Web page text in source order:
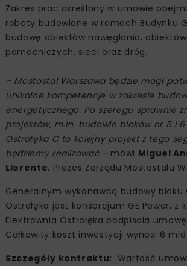
Zakres prac określony w umowie
roboty budowlane w ramach Budynku
budowę obiektów nawęglania,
pomocniczych, sieci oraz dróg.
– Mostostal Warszawa będzie mógł
unikalne kompetencje w zakresie
energetycznego. Po szeregu sprawnie
projektów, m.in. budowie bloków nr 5 i 6
Ostrołęka C to kolejny projekt z tego
będziemy realizować –mówi Miguel
Llorente, Prezes Zarządu Mostostalu
Generalnym wykonawcą budowy bloku
Ostrołęka jest konsorcjum GE Power, z
Elektrownia Ostrołęka podpisała
Całkowity koszt inwestycji wynosi 6 mld
Szczegóły kontraktu: Wartość